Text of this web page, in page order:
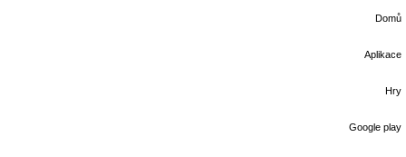
Domů
Aplikace
Hry
Google play